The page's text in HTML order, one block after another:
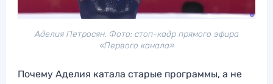
Аделия Петросян. Фото: стоп-кадр прямого эфира
«Первого канала»
Почему Аделия катала старые программы, а не